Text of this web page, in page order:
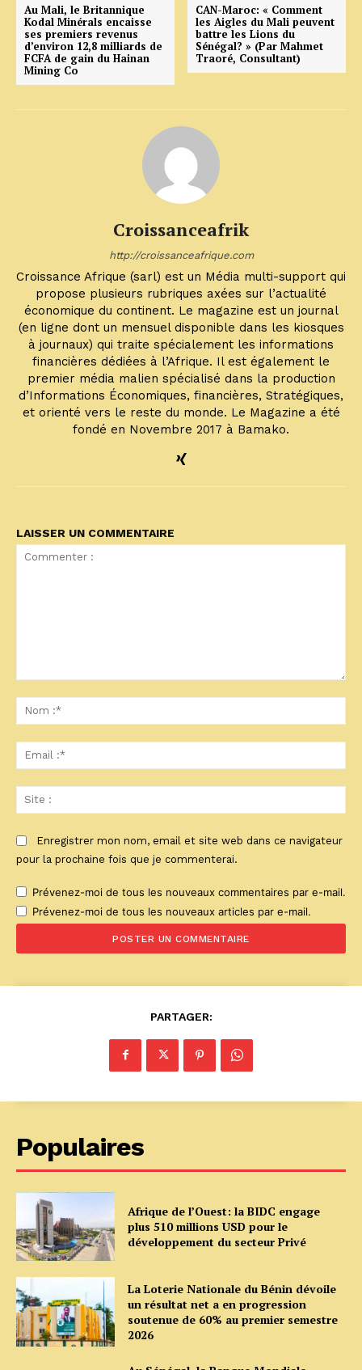
Au Mali, le Britannique
Kodal Minérals encaisse
ses premiers revenus
d’environ 12,8 milliards de
FCFA de gain du Hainan
Mining Co
CAN-Maroc: « Comment
les Aigles du Mali peuvent
battre les Lions du
Sénégal? » (Par Mahmet
Traoré, Consultant)
Croissanceafrik
http://croissanceafrique.com
Croissance Afrique (sarl) est un Média multi-support qui
propose plusieurs rubriques axées sur l’actualité
économique du continent. Le magazine est un journal
(en ligne dont un mensuel disponible dans les kiosques
à journaux) qui traite spécialement les informations
financières dédiées à l’Afrique. Il est également le
premier média malien spécialisé dans la production
d’Informations Économiques, financières, Stratégiques,
et orienté vers le reste du monde. Le Magazine a été
fondé en Novembre 2017 à Bamako.
LAISSER UN COMMENTAIRE
:*
:*
:
Enregistrer mon nom, email et site web dans ce navigateur
pour la prochaine fois que je commenterai.
Prévenez-moi de tous les nouveaux commentaires par e-mail.
Prévenez-moi de tous les nouveaux articles par e-mail.
PARTAGER:
Populaires
Afrique de l’Ouest: la BIDC engage
plus 510 millions USD pour le
développement du secteur Privé
La Loterie Nationale du Bénin dévoile
un résultat net a en progression
soutenue de 60% au premier semestre
2026